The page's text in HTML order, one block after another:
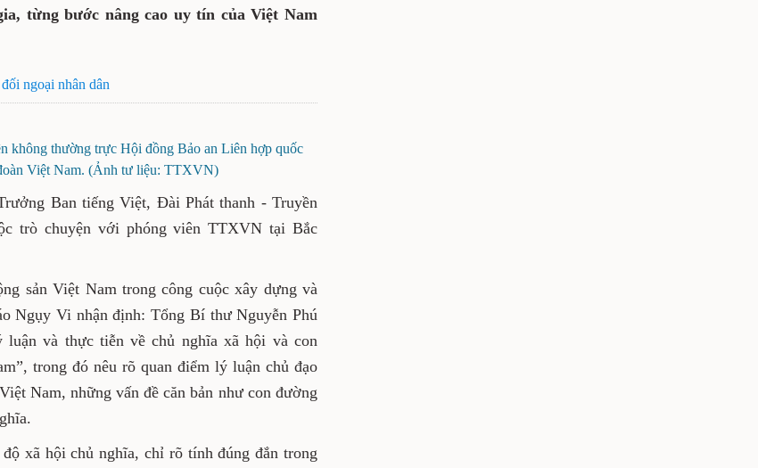
trọng làm thay đổi vị thế quốc gia,
Nam trên trường quốc tế.
tác đối ngoại nhân dân
viên không thường trực Hội đồng Bảo an
với đoàn Việt Nam. (Ảnh tư liệu: TTXVN)
Vi, Trưởng Ban tiếng Việt, Đài Phát
Quốc trong cuộc trò chuyện với
Cộng sản Việt Nam trong công cuộc
gian qua, nhà báo Ngụy Vi nhận
đã có bài viết “Một số vấn đề lý luận
con đường đi lên chủ nghĩa xã hội ở
điểm lý luận chủ đạo của Đảng trong
vấn đề căn bản như con đường
chủ nghĩa.